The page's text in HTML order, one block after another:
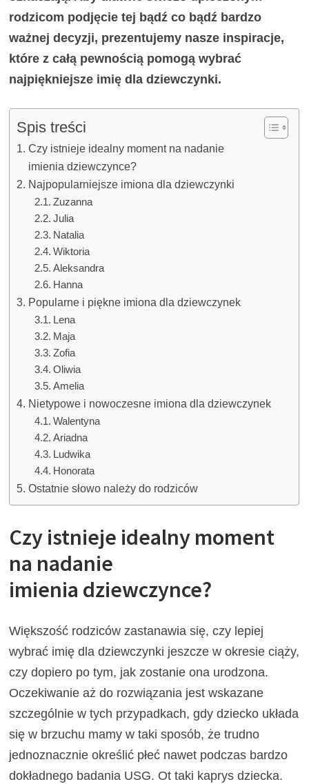
rodzicom podjęcie tej bądź co bądź bardzo
ważnej decyzji, prezentujemy nasze inspiracje,
które z całą pewnością pomogą wybrać
najpiękniejsze imię dla dziewczynki.
Spis treści
Czy istnieje idealny moment na nadanie
imienia dziewczynce?
Najpopularniejsze imiona dla dziewczynki
Zuzanna
Julia
Natalia
Wiktoria
Aleksandra
Hanna
Popularne i piękne imiona dla dziewczynek
Lena
Maja
Zofia
Oliwia
Amelia
Nietypowe i nowoczesne imiona dla dziewczynek
Walentyna
Ariadna
Ludwika
Honorata
Ostatnie słowo należy do rodziców
Czy istnieje idealny moment
na nadanie
imienia dziewczynce?
Większość rodziców zastanawia się, czy lepiej
wybrać imię dla dziewczynki jeszcze w okresie ciąży,
czy dopiero po tym, jak zostanie ona urodzona.
Oczekiwanie aż do rozwiązania jest wskazane
szczególnie w tych przypadkach, gdy dziecko układa
się w brzuchu mamy w taki sposób, że trudno
jednoznacznie określić płeć nawet podczas bardzo
dokładnego badania USG. Ot taki kaprys dziecka.